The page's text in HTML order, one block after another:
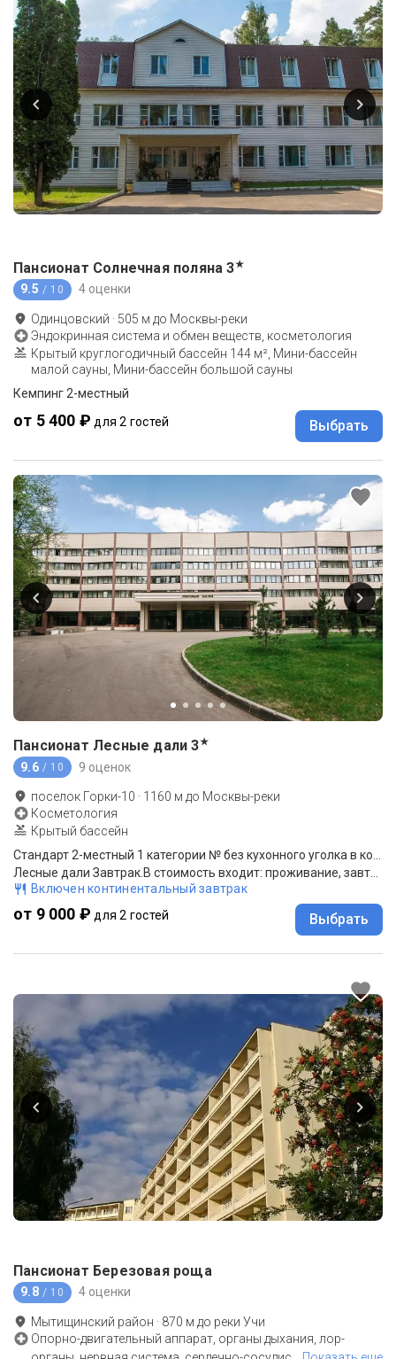
Пансионат Солнечная поляна 3★
9.5 / 10 4 оценки
Одинцовский · 505 м до Москвы-реки
Эндокринная система и обмен веществ, косметология
Крытый круглогодичный бассейн 144 м², Мини-бассейн
малой сауны, Мини-бассейн большой сауны
Кемпинг 2-местный
от 5 400 ₽ для 2 гостей Выбрать
Пансионат Лесные дали 3★
9.6 / 10 9 оценок
поселок Горки-10 · 1160 м до Москвы-реки
Косметология
Крытый бассейн
Стандарт 2-местный 1 категории № без кухонного уголка в корпусе №6
Лесные дали Завтрак.В стоимость входит: проживание, завтрак,анимация.
Включен континентальный завтрак
от 9 000 ₽ для 2 гостей Выбрать
Пансионат Березовая роща
9.8 / 10 4 оценки
Мытищинский район · 870 м до реки Учи
Опорно-двигательный аппарат, органы дыхания, лор-